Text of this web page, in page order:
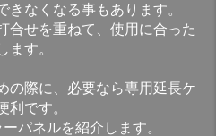
なくなる事もあります。
合せを重ねて、使用に合った
ます。
の際に、必要なら専用延長ケ
利です。
パネルを紹介します。